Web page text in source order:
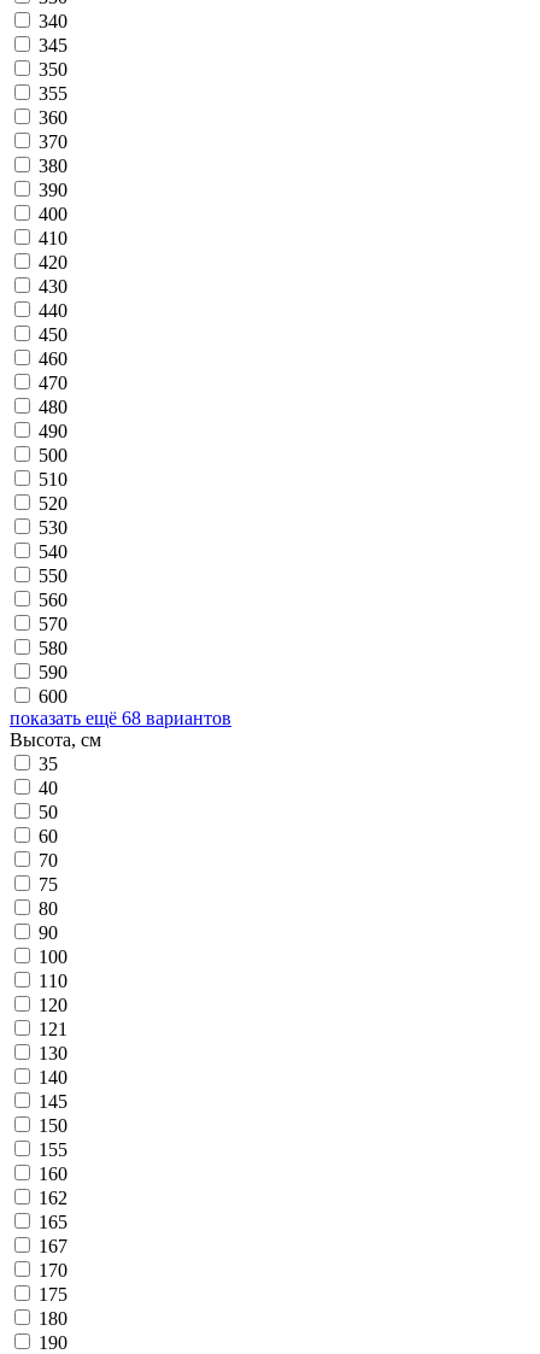
340
345
350
355
360
370
380
390
400
410
420
430
440
450
460
470
480
490
500
510
520
530
540
550
560
570
580
590
600
показать ещё 68 вариантов
Высота, см
35
40
50
60
70
75
80
90
100
110
120
121
130
140
145
150
155
160
162
165
167
170
175
180
190